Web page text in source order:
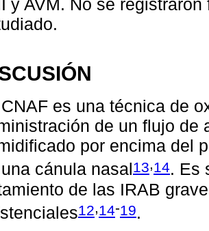
y AVM. No se
es una técnica de
de un flujo de
por encima del
cánula nasal13,14. Es
de las IRAB
12 14-19.